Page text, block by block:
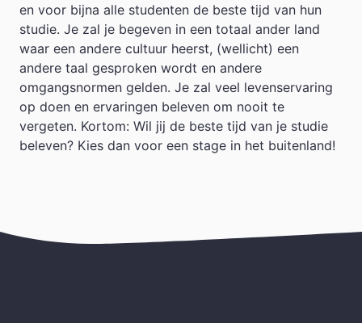
en voor bijna alle studenten de beste tijd van hun
studie. Je zal je begeven in een totaal ander land
waar een andere cultuur heerst, (wellicht) een
andere taal gesproken wordt en andere
omgangsnormen gelden. Je zal veel levenservaring
op doen en ervaringen beleven om nooit te
vergeten. Kortom: Wil jij de beste tijd van je studie
beleven? Kies dan voor een stage in het buitenland!